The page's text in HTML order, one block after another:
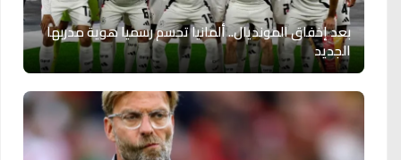
بعد إخفاق المونديال.. ألمانيا تحسم رسميا هوية مدربها
الجديد